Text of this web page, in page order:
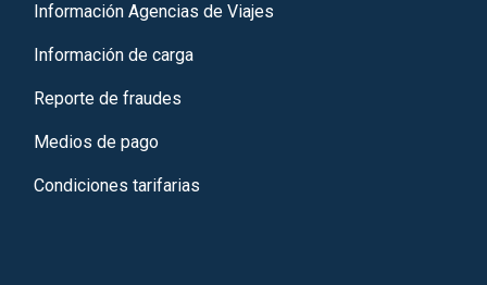
Información Agencias de Viajes
Información de carga
Reporte de fraudes
Medios de pago
Condiciones tarifarias